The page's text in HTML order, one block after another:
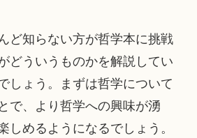
ど知らない方が哲学本に挑戦
どういうものかを解説してい
しょう。まずは哲学について
で、より哲学への興味が湧
しめるようになるでしょう。